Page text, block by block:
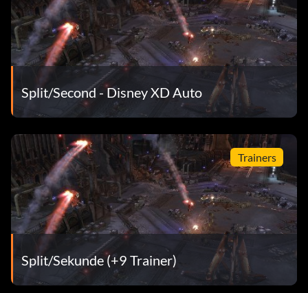
Belohnung: 5 Punkte
Zielsetzung: Lösen Sie Ihr erstes Power Play der Stufe 1
aus.
Ich habe die Macht
Belohnung: 5 Punkte
Zielsetzung: Lösen Sie Ihr erstes Power Play der Stufe 2
aus.
Schwergewicht
Belohnung: 25 Punkte
Split/Second - Disney XD Auto
Trainers
Split/Sekunde (+9 Trainer)